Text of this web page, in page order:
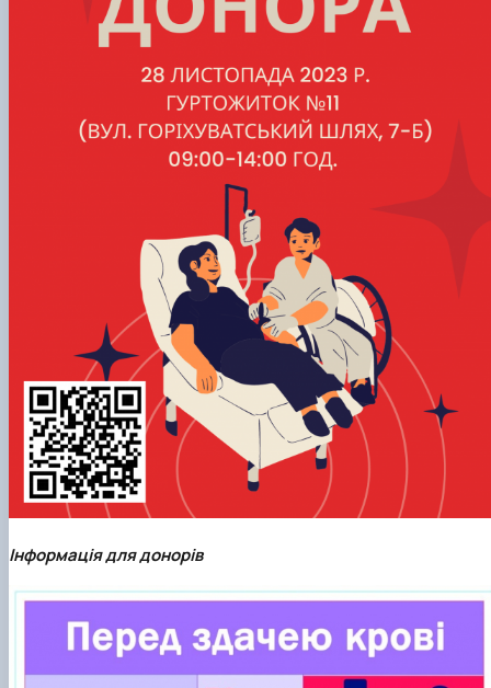
Інформація для донорів